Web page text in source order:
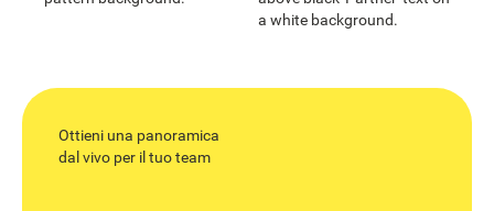
Ottieni una panoramica
dal vivo per il tuo team